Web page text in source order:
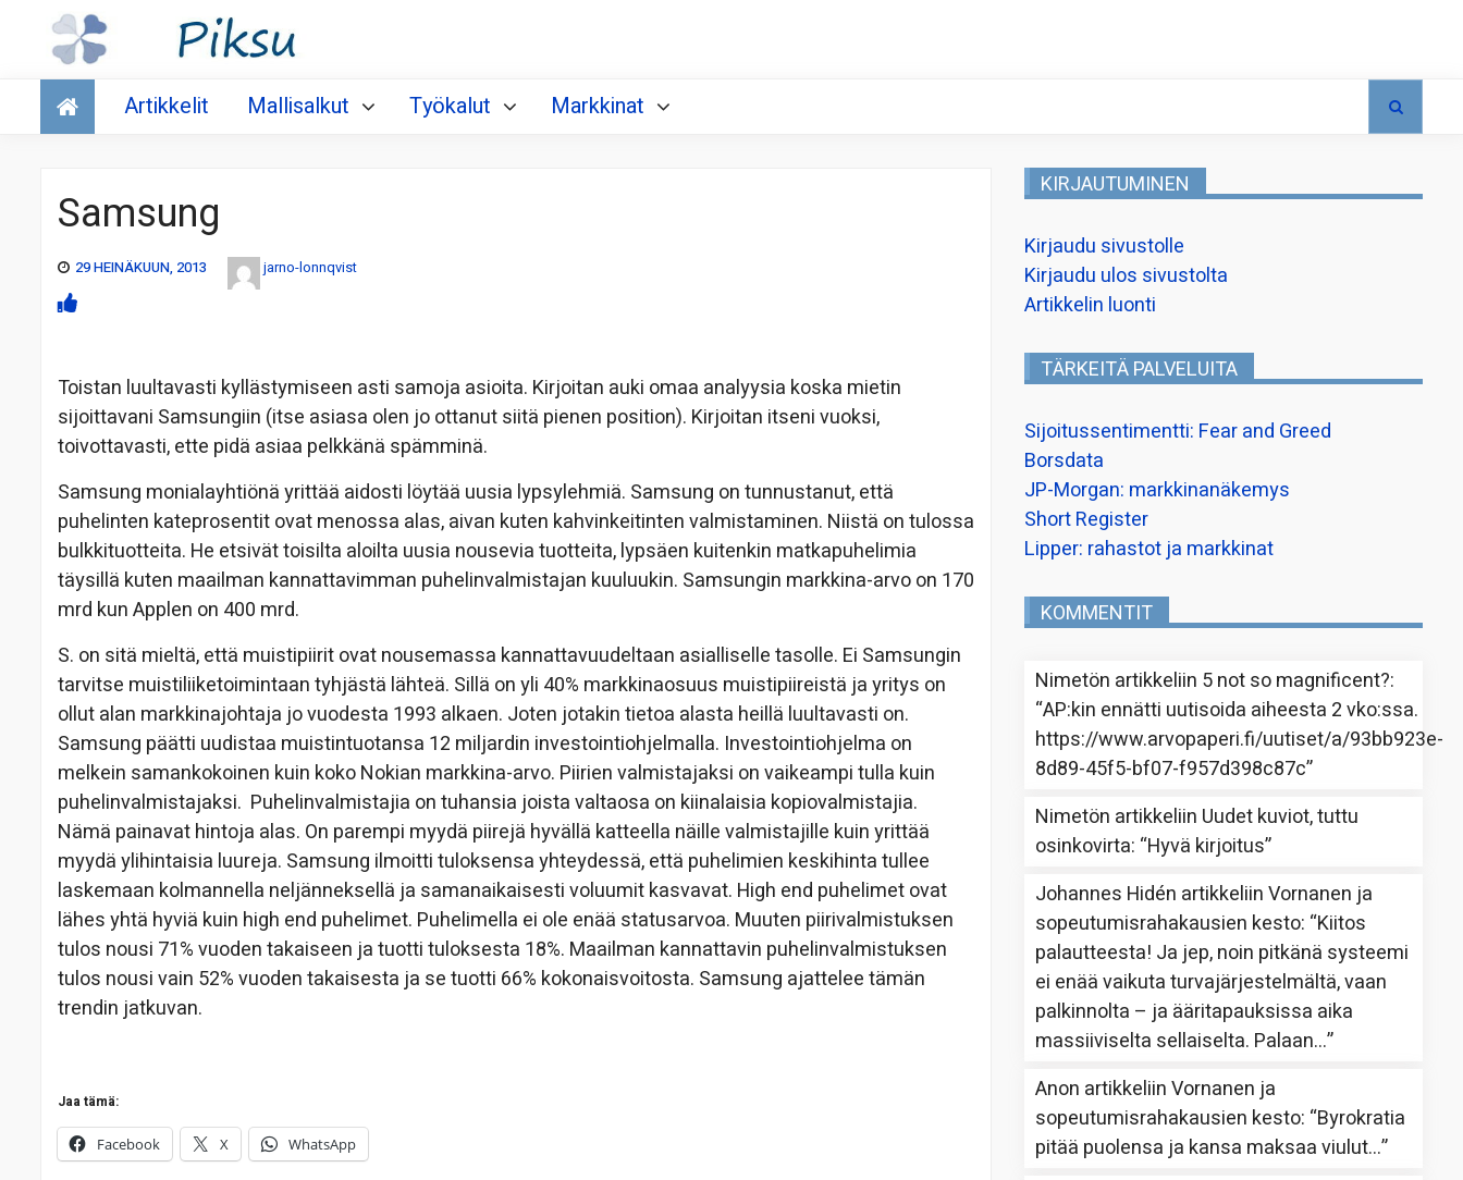
Talous
Artikkelit Mallisalkut Työkalut Markkinat
Samsung
29 HEINÄKUUN, 2013 jarno-lonnqvist
Toistan luultavasti kyllästymiseen asti samoja asioita. Kirjoitan auki omaa analyysia koska mietin
sijoittavani Samsungiin (itse asiasa olen jo ottanut siitä pienen position). Kirjoitan itseni vuoksi,
toivottavasti, ette pidä asiaa pelkkänä spämminä.
Samsung monialayhtiönä yrittää aidosti löytää uusia lypsylehmiä. Samsung on tunnustanut, että
puhelinten kateprosentit ovat menossa alas, aivan kuten kahvinkeitinten valmistaminen. Niistä on tulossa
bulkkituotteita. He etsivät toisilta aloilta uusia nousevia tuotteita, lypsäen kuitenkin matkapuhelimia
täysillä kuten maailman kannattavimman puhelinvalmistajan kuuluukin. Samsungin markkina-arvo on 170
mrd kun Applen on 400 mrd.
S. on sitä mieltä, että muistipiirit ovat nousemassa kannattavuudeltaan asialliselle tasolle. Ei Samsungin
tarvitse muistiliiketoimintaan tyhjästä lähteä. Sillä on yli 40% markkinaosuus muistipiireistä ja yritys on
ollut alan markkinajohtaja jo vuodesta 1993 alkaen. Joten jotakin tietoa alasta heillä luultavasti on.
Samsung päätti uudistaa muistintuotansa 12 miljardin investointiohjelmalla. Investointiohjelma on
melkein samankokoinen kuin koko Nokian markkina-arvo. Piirien valmistajaksi on vaikeampi tulla kuin
puhelinvalmistajaksi. Puhelinvalmistajia on tuhansia joista valtaosa on kiinalaisia kopiovalmistajia.
Nämä painavat hintoja alas. On parempi myydä piirejä hyvällä katteella näille valmistajille kuin yrittää
myydä ylihintaisia luureja. Samsung ilmoitti tuloksensa yhteydessä, että puhelimien keskihinta tullee
laskemaan kolmannella neljänneksellä ja samanaikaisesti voluumit kasvavat. High end puhelimet ovat
lähes yhtä hyviä kuin high end puhelimet. Puhelimella ei ole enää statusarvoa. Muuten piirivalmistuksen
tulos nousi 71% vuoden takaiseen ja tuotti tuloksesta 18%. Maailman kannattavin puhelinvalmistuksen
tulos nousi vain 52% vuoden takaisesta ja se tuotti 66% kokonaisvoitosta. Samsung ajattelee tämän
trendin jatkuvan.
Jaa tämä:
Facebook X WhatsApp
KIRJAUTUMINEN
Kirjaudu sivustolle
Kirjaudu ulos sivustolta
Artikkelin luonti
TÄRKEITÄ PALVELUITA
Sijoitussentimentti: Fear and Greed
Borsdata
JP-Morgan: markkinanäkemys
Short Register
Lipper: rahastot ja markkinat
KOMMENTIT
Nimetön artikkeliin 5 not so magnificent?:
“AP:kin ennätti uutisoida aiheesta 2 vko:ssa.
https://www.arvopaperi.fi/uutiset/a/93bb923e-
8d89-45f5-bf07-f957d398c87c”
Nimetön artikkeliin Uudet kuviot, tuttu
osinkovirta: “Hyvä kirjoitus”
Johannes Hidén artikkeliinVornanen ja
sopeutumisrahakausien kesto: “Kiitos
palautteesta! Ja jep, noin pitkänä systeemi
ei enää vaikuta turvajärjestelmältä, vaan
palkinnolta – ja ääritapauksissa aika
massiiviselta sellaiselta. Palaan…”
Anon artikkeliinVornanen ja
sopeutumisrahakausien kesto: “Byrokratia
pitää puolensa ja kansa maksaa viulut…”